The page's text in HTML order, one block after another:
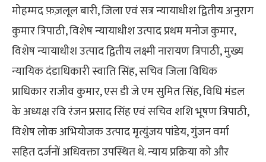
मोहम्मद फ़ज़लूल बारी, जिला एवं सत्र न्यायाधीश द्वितीय अनुराग
कुमार त्रिपाठी, विशेष न्यायाधीश उत्पाद प्रथम मनोज कुमार,
विशेष न्यायाधीश उत्पाद द्वितीय लक्ष्मी नारायण त्रिपाठी, मुख्य
न्यायिक दंडाधिकारी स्वाति सिंह, सचिव जिला विधिक
प्राधिकार राजीव कुमार, एस डी जे एम सुमित सिंह, विधि मंडल
के अध्यक्ष रवि रंजन प्रसाद सिंह एवं सचिव शशि भूषण त्रिपाठी,
विशेष लोक अभियोजक उत्पाद मृत्युंजय पांडेय, गुंजन वर्मा
सहित दर्जनों अधिवक्ता उपस्थित थे. न्याय प्रक्रिया को और